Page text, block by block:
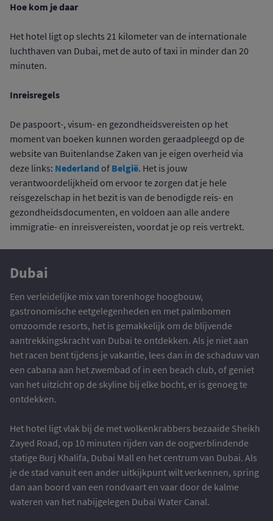
Hoe kom je daar
Het hotel ligt op slechts 21 kilometer van de internationale
luchthaven van Dubai, met de auto of taxi in minder dan 20
minuten.
Inreisregels
De paspoort-, visum- en gezondheidsvereisten op het
moment van boeken kunnen worden geraadpleegd op de
website van Buitenlandse Zaken van je eigen overheid via
deze links: Nederland of België. Het is jouw
verantwoordelijkheid om ervoor te zorgen dat je hele
reisgezelschap in het bezit is van de benodigde reis- en
gezondheidsdocumenten, en voldoen aan alle andere
immigratie- en inreisvereisten, voordat je op reis vertrekt.
Dubai
Een verleidelijke mix van torenhoge hoogbouw,
gastronomische eetgelegenheden en met palmbomen
omzoomde resorts, het is gemakkelijk om de blijvende
aantrekkingskracht van Dubai te ontdekken. Als je niet aan
het racen bent tijdens je vakantie, lees dan in de schaduw van
een cabana aan het zwembad of in een beach club, of geniet
van het uitzicht op de skyline bij elke bocht, er is genoeg te
ontdekken.
Het hotel ligt vlak bij de met wolkenkrabbers bezaaide Sheikh
Zayed Road, op 10 minuten rijden van de oogverblindende
statige Burj Khalifa, Dubai Mall en het centrum van Dubai. Als
je de stad vanuit een ander uitkijkpunt wilt verkennen, spring
dan aan boord van een rondvaart en vaar door de kalme
wateren van het nabijgelegen Dubai Water Canal.